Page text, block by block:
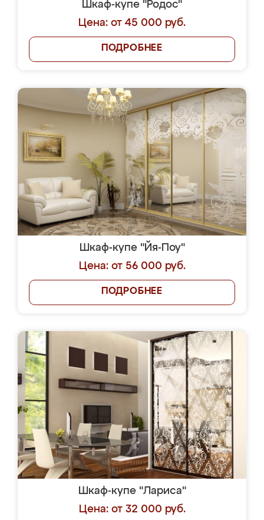
Шкаф-купе "Родос"
Цена: от 45 000 руб.
ПОДРОБНЕЕ
Шкаф-купе "Йя-Поу"
Цена: от 56 000 руб.
ПОДРОБНЕЕ
Шкаф-купе "Лариса"
Цена: от 32 000 руб.